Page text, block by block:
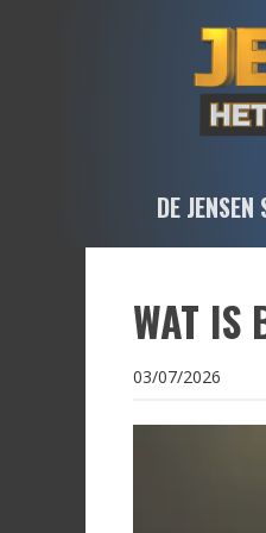
DE JENSEN
WAT IS
03/07/2026